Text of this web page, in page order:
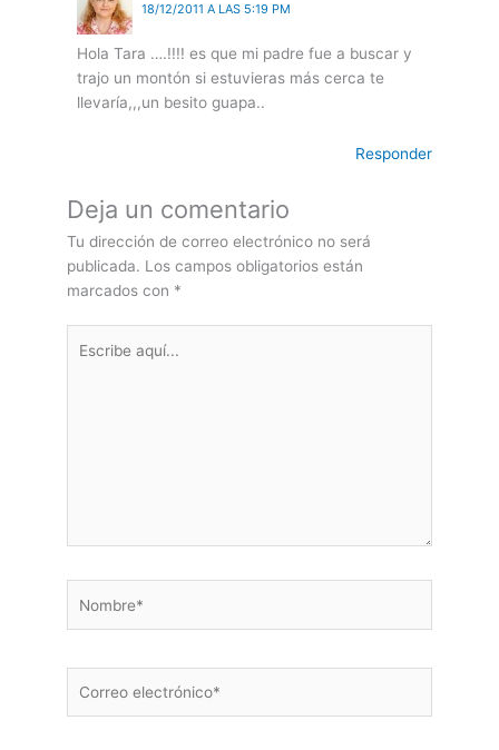
18/12/2011 A LAS 5:19 PM
Hola Tara ….!!!! es que mi padre fue a buscar y
trajo un montón si estuvieras más cerca te
llevaría,,,un besito guapa..
Responder
Deja un comentario
Tu dirección de correo electrónico no será
publicada. Los campos obligatorios están
marcados con *
aquí...
electrónico*